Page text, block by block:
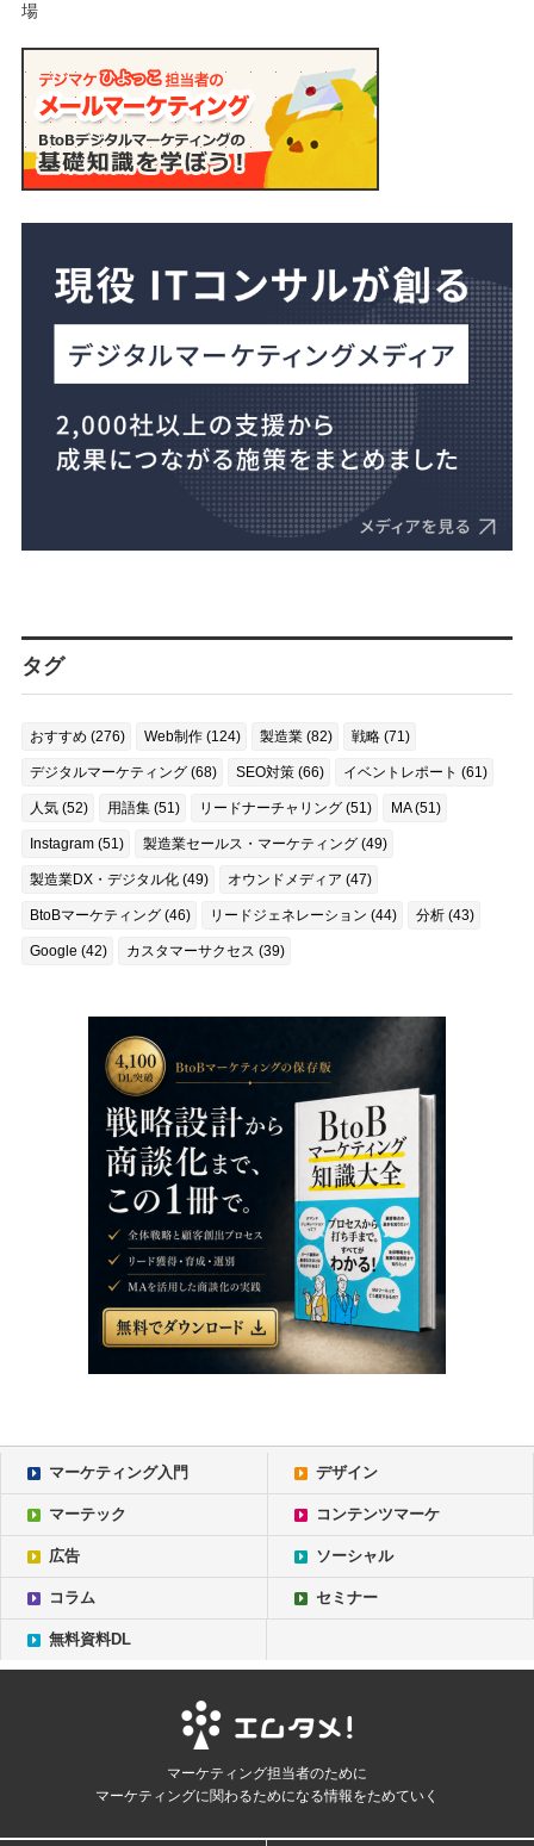
場
タグ
おすすめ (276) Web制作 (124) 製造業 (82) 戦略 (71)
デジタルマーケティング (68) SEO対策 (66) イベントレポート (61)
人気 (52) 用語集 (51) リードナーチャリング (51) MA (51)
Instagram (51) 製造業セールス・マーケティング (49)
製造業DX・デジタル化 (49) オウンドメディア (47)
BtoBマーケティング (46) リードジェネレーション (44) 分析 (43)
Google (42) カスタマーサクセス (39)
マーケティング入門 デザイン
マーテック コンテンツマーケ
広告 ソーシャル
コラム セミナー
無料資料DL
マーケティング担当者のために
マーケティングに関わるためになる情報をためていく